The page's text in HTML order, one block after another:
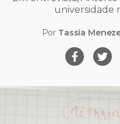
universidade
Por Tassia